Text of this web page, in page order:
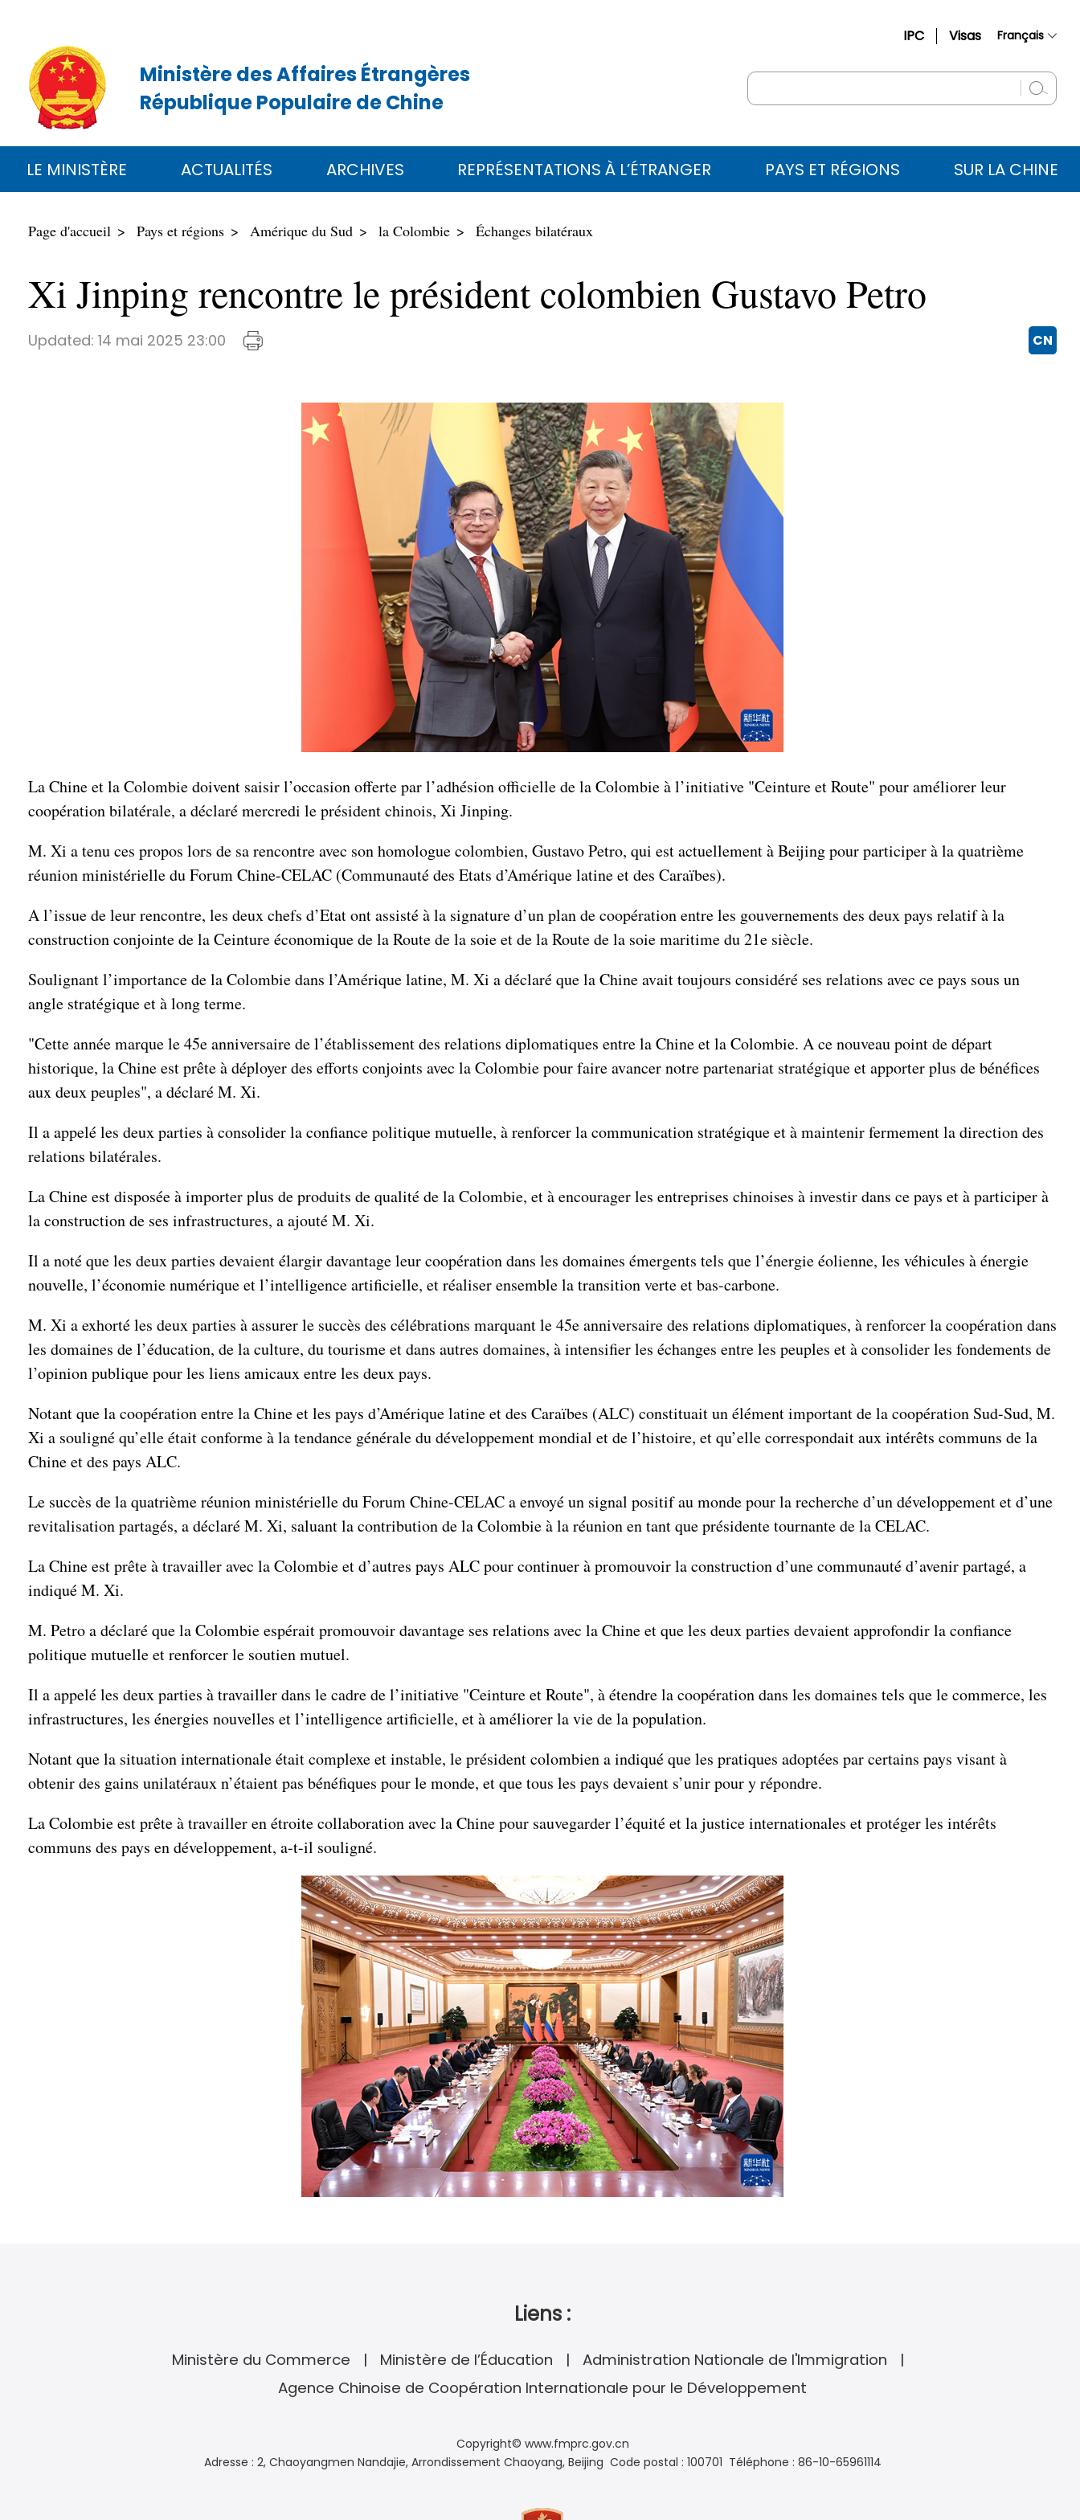
IPC Visas Français
English
عربي
Ministère des Affaires Étrangères
République Populaire de Chine
LE MINISTÈRE ACTUALITÉS ARCHIVES REPRÉSENTATIONS À L’ÉTRANGER PAYS ET RÉGIONS SUR LA CHINE
Page d'accueil Pays et régions Amérique du Sud la Colombie Échanges bilatéraux
Xi Jinping rencontre le président colombien Gustavo Petro
Updated: 14 mai 2025 23:00 CN
La Chine et la Colombie doivent saisir l’occasion offerte par l’adhésion officielle de la Colombie à l’initiative "Ceinture et Route" pour améliorer leur
coopération bilatérale, a déclaré mercredi le président chinois, Xi Jinping.
M. Xi a tenu ces propos lors de sa rencontre avec son homologue colombien, Gustavo Petro, qui est actuellement à Beijing pour participer à la quatrième
réunion ministérielle du Forum Chine-CELAC (Communauté des Etats d’Amérique latine et des Caraïbes).
A l’issue de leur rencontre, les deux chefs d’Etat ont assisté à la signature d’un plan de coopération entre les gouvernements des deux pays relatif à la
construction conjointe de la Ceinture économique de la Route de la soie et de la Route de la soie maritime du 21e siècle.
Soulignant l’importance de la Colombie dans l’Amérique latine, M. Xi a déclaré que la Chine avait toujours considéré ses relations avec ce pays sous un
angle stratégique et à long terme.
"Cette année marque le 45e anniversaire de l’établissement des relations diplomatiques entre la Chine et la Colombie. A ce nouveau point de départ
historique, la Chine est prête à déployer des efforts conjoints avec la Colombie pour faire avancer notre partenariat stratégique et apporter plus de bénéfices
aux deux peuples", a déclaré M. Xi.
Il a appelé les deux parties à consolider la confiance politique mutuelle, à renforcer la communication stratégique et à maintenir fermement la direction des
relations bilatérales.
La Chine est disposée à importer plus de produits de qualité de la Colombie, et à encourager les entreprises chinoises à investir dans ce pays et à participer à
la construction de ses infrastructures, a ajouté M. Xi.
Il a noté que les deux parties devaient élargir davantage leur coopération dans les domaines émergents tels que l’énergie éolienne, les véhicules à énergie
nouvelle, l’économie numérique et l’intelligence artificielle, et réaliser ensemble la transition verte et bas-carbone.
M. Xi a exhorté les deux parties à assurer le succès des célébrations marquant le 45e anniversaire des relations diplomatiques, à renforcer la coopération dans
les domaines de l’éducation, de la culture, du tourisme et dans autres domaines, à intensifier les échanges entre les peuples et à consolider les fondements de
l’opinion publique pour les liens amicaux entre les deux pays.
Notant que la coopération entre la Chine et les pays d’Amérique latine et des Caraïbes (ALC) constituait un élément important de la coopération Sud-Sud, M.
Xi a souligné qu’elle était conforme à la tendance générale du développement mondial et de l’histoire, et qu’elle correspondait aux intérêts communs de la
Chine et des pays ALC.
Le succès de la quatrième réunion ministérielle du Forum Chine-CELAC a envoyé un signal positif au monde pour la recherche d’un développement et d’une
revitalisation partagés, a déclaré M. Xi, saluant la contribution de la Colombie à la réunion en tant que présidente tournante de la CELAC.
La Chine est prête à travailler avec la Colombie et d’autres pays ALC pour continuer à promouvoir la construction d’une communauté d’avenir partagé, a
indiqué M. Xi.
M. Petro a déclaré que la Colombie espérait promouvoir davantage ses relations avec la Chine et que les deux parties devaient approfondir la confiance
politique mutuelle et renforcer le soutien mutuel.
Il a appelé les deux parties à travailler dans le cadre de l’initiative "Ceinture et Route", à étendre la coopération dans les domaines tels que le commerce, les
infrastructures, les énergies nouvelles et l’intelligence artificielle, et à améliorer la vie de la population.
Notant que la situation internationale était complexe et instable, le président colombien a indiqué que les pratiques adoptées par certains pays visant à
obtenir des gains unilatéraux n’étaient pas bénéfiques pour le monde, et que tous les pays devaient s’unir pour y répondre.
La Colombie est prête à travailler en étroite collaboration avec la Chine pour sauvegarder l’équité et la justice internationales et protéger les intérêts
communs des pays en développement, a-t-il souligné.
Liens :
Ministère du Commerce Ministère de l’Éducation
Administration Nationale de l'Immigration
Agence Chinoise de Coopération Internationale pour le Développement
Copyright© www.fmprc.gov.cn
Adresse : 2, Chaoyangmen Nandajie, Arrondissement Chaoyang, Beijing Code postal : 100701 Téléphone : 86-10-65961114